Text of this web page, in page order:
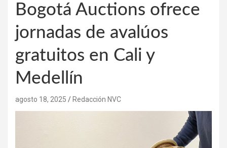
Bogotá Auctions ofrece
jornadas de avalúos
gratuitos en Cali y
Medellín
agosto 18, 2025 Redacción NVC